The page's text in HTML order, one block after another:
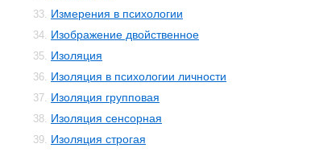
33. Измерения в психологии
34. Изображение двойственное
35. Изоляция
36. Изоляция в психологии личности
37. Изоляция групповая
38. Изоляция сенсорная
39. Изоляция строгая